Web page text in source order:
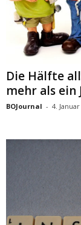
Die Hälfte
mehr als ein
BOJournal - 4. Januar